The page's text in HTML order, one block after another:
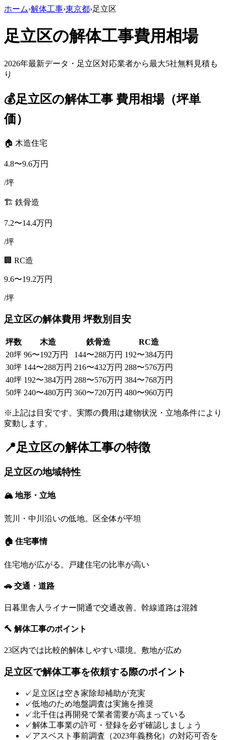
ホーム›解体工事›東京都›足立区
足立区の解体工事費用相場
2026年最新データ・ 足立区対応業者から最大5社無料見積も
り
💰足立区の解体工事 費用相場（坪単
価）
🏠 木造住宅
4.8〜9.6万円
/坪
🏗️ 鉄骨造
7.2〜14.4万円
/坪
🏢 RC造
9.6〜19.2万円
/坪
足立区の解体費用 坪数別目安
坪数 木造 鉄骨造
RC造
20坪 96〜192万円 144〜288万円 192〜384万円
30坪 144〜288万円 216〜432万円 288〜576万円
40坪 192〜384万円 288〜576万円 384〜768万円
50坪 240〜480万円 360〜720万円 480〜960万円
※上記は目安です。実際の費用は建物状況・立地条件により
変動します。
📍足立区の解体工事の特徴
足立区の地域特性
🏔 地形・立地
荒川・中川沿いの低地。区全体が平坦
🏠 住宅事情
住宅地が広がる。戸建住宅の比率が高い
🚗 交通・道路
日暮里舎人ライナー開通で交通改善。幹線道路は混雑
🔨 解体工事のポイント
23区内では比較的解体しやすい環境。敷地が広め
足立区で解体工事を依頼する際のポイント
✓ 足立区は空き家除却補助が充実
✓低地のため地盤調査は実施を推奨
✓北千住は再開発で業者需要が高まっている
✓解体工事業の許可・登録を必ず確認しましょう
✓アスベスト事前調査（2023年義務化）の対応可否を